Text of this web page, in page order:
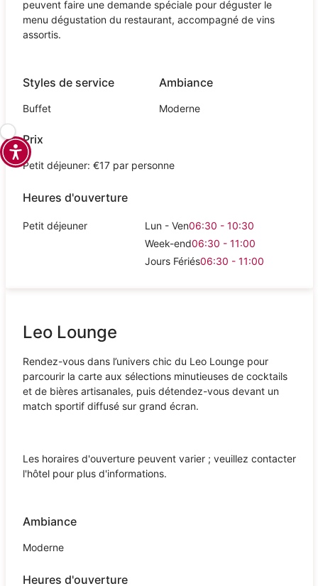
peuvent faire une demande spéciale pour déguster le
menu dégustation du restaurant, accompagné de vins
assortis.
Styles de service
Buffet
Ambiance
Moderne
Prix
Petit déjeuner: €17 par personne
Heures d'ouverture
Petit déjeuner Lun - Ven06:30 - 10:30
Week-end06:30 - 11:00
Jours Fériés06:30 - 11:00
Leo Lounge
Rendez-vous dans l’univers chic du Leo Lounge pour
parcourir la carte aux sélections minutieuses de cocktails
et de bières artisanales, puis détendez-vous devant un
match sportif diffusé sur grand écran.
Les horaires d'ouverture peuvent varier ; veuillez contacter
l'hôtel pour plus d'informations.
Ambiance
Moderne
Heures d'ouverture